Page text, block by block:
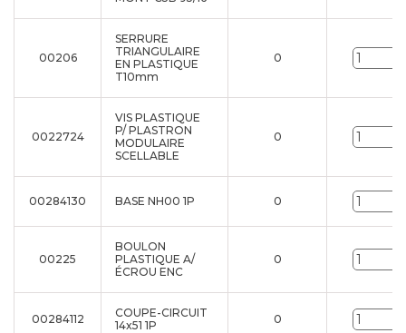
00206
SERRURE
TRIANGULAIRE
EN PLASTIQUE
T10mm
0
0022724
VIS PLASTIQUE
P/ PLASTRON
MODULAIRE
SCELLABLE
0
00284130 BASE NH00 1P 0
00225
BOULON
PLASTIQUE A/
ÉCROU ENC
0
00284112
COUPE-CIRCUIT
14x51 1P
0